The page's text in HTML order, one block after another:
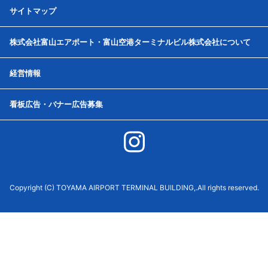
サイトマップ
株式会社富山エアポート・富山空港ターミナルビル株式会社について
経営情報
看板広告・バナー広告募集
Copyright (C) TOYAMA AIRPORT TERMINAL BUILDING,.All rights reserved.